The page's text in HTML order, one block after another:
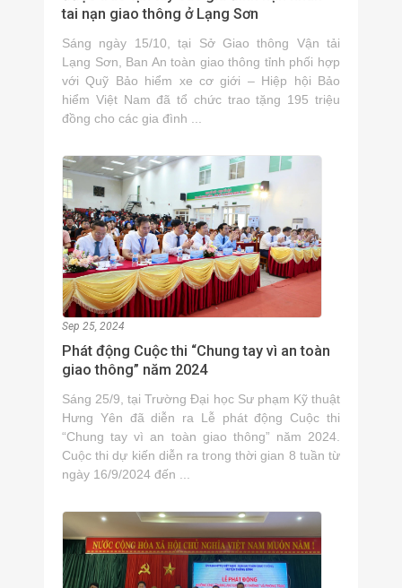
tai nạn giao thông ở Lạng Sơn
Sáng ngày 15/10, tại Sở Giao thông Vận tải
Lạng Sơn, Ban An toàn giao thông tỉnh phối hợp
với Quỹ Bảo hiểm xe cơ giới – Hiệp hội Bảo
hiểm Việt Nam đã tổ chức trao tặng 195 triệu
đồng cho các gia đình ...
Sep 25, 2024
Phát động Cuộc thi “Chung tay vì an toàn
giao thông” năm 2024
Sáng 25/9, tại Trường Đại học Sư phạm Kỹ thuật
Hưng Yên đã diễn ra Lễ phát động Cuộc thi
“Chung tay vì an toàn giao thông” năm 2024.
Cuộc thi dự kiến diễn ra trong thời gian 8 tuần từ
ngày 16/9/2024 đến ...